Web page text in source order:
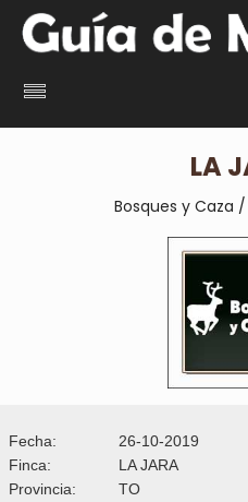
LA
Bosques y Caza
Fecha:
26-10-2019
Finca:
LA JARA
Provincia:
TO